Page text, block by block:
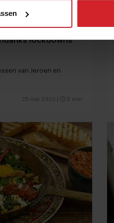
lockdowns
van Jeroen en
25 mei 2022 5 min